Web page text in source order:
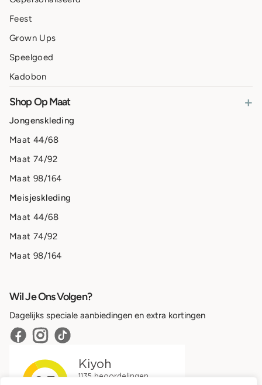
Feest
Grown Ups
Speelgoed
Kadobon
Shop Op Maat +
Jongenskleding
Maat 44/68
Maat 74/92
Maat 98/164
Meisjeskleding
Maat 44/68
Maat 74/92
Maat 98/164
Wil Je Ons Volgen?
Dagelijks speciale aanbiedingen en extra kortingen